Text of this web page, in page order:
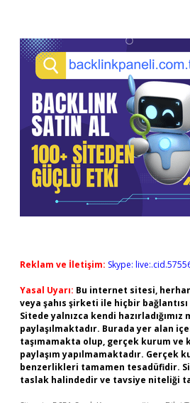
Reklam ve İletişim: Skype:
Yasal Uyarı: Bu internet sitesi,
veya şahıs şirketi ile hiçbir
Sitede yalnızca kendi
paylaşılmaktadır. Burada yer alan
taşımamakta olup, gerçek kurum ve
paylaşım yapılmamaktadır. Gerçek
benzerlikleri tamamen tesadüfidir.
taslak halindedir ve tavsiye niteliği